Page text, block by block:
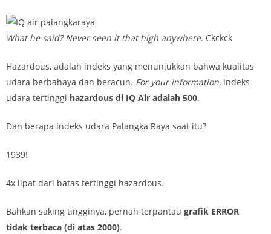
What he said? Never seen it that high anywhere. Ckckck
Hazardous, adalah indeks yang menunjukkan bahwa kualitas
udara berbahaya dan beracun. For your information, indeks
udara tertinggi hazardous di IQ Air adalah 500.
Dan berapa indeks udara Palangka Raya saat itu?
1939!
4x lipat dari batas tertinggi hazardous.
Bahkan saking tingginya, pernah terpantau grafik ERROR
tidak terbaca (di atas 2000).